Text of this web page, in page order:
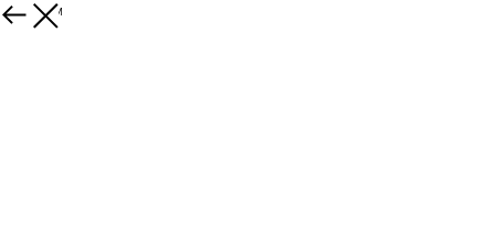
К товарам